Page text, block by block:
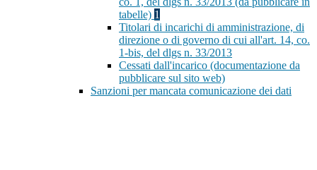
tabelle) 1
Titolari di incarichi di amministrazione, di
direzione o di governo di cui all'art. 14, co.
1-bis, del dlgs n. 33/2013
Cessati dall'incarico (documentazione da
pubblicare sul sito web)
Sanzioni per mancata comunicazione dei dati